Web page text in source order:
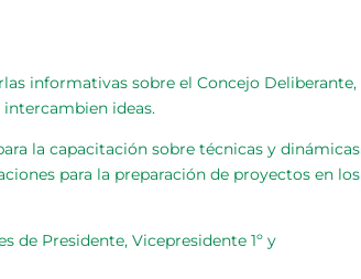
informativas sobre el Concejo Deliberante,
ideas.
la capacitación sobre técnicas y dinámicas
para la preparación de proyectos en los
de Presidente, Vicepresidente 1º y